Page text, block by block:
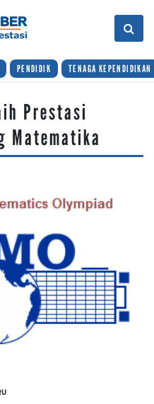
PENDIDIK TENAGA KEPENDIDIKAN
Prestasi
Matematika